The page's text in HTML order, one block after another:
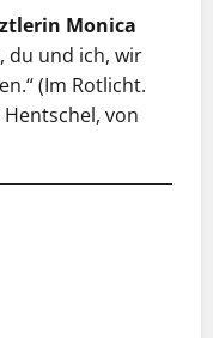
Monica
du und ich, wir
(Im Rotlicht.
von